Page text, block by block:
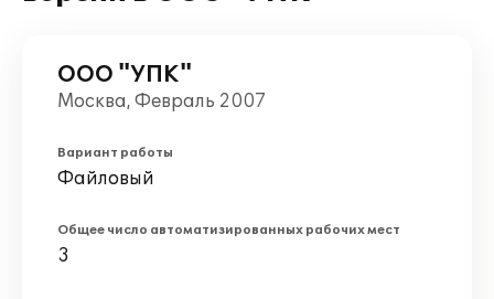
ООО "УПК"
Москва, Февраль 2007
Вариант работы
Файловый
Общее число автоматизированных рабочих мест
3